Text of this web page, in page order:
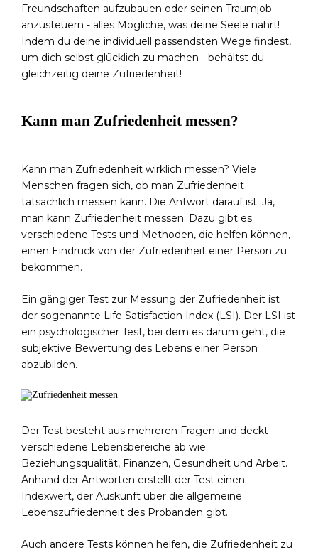
Freundschaften aufzubauen oder seinen Traumjob
anzusteuern - alles Mögliche, was deine Seele nährt!
Indem du deine individuell passendsten Wege findest,
um dich selbst glücklich zu machen - behältst du
gleichzeitig deine Zufriedenheit!
Kann man Zufriedenheit messen?
Kann man Zufriedenheit wirklich messen? Viele
Menschen fragen sich, ob man Zufriedenheit
tatsächlich messen kann. Die Antwort darauf ist: Ja,
man kann Zufriedenheit messen. Dazu gibt es
verschiedene Tests und Methoden, die helfen können,
einen Eindruck von der Zufriedenheit einer Person zu
bekommen.
Ein gängiger Test zur Messung der Zufriedenheit ist
der sogenannte Life Satisfaction Index (LSI). Der LSI ist
ein psychologischer Test, bei dem es darum geht, die
subjektive Bewertung des Lebens einer Person
abzubilden.
Der Test besteht aus mehreren Fragen und deckt
verschiedene Lebensbereiche ab wie
Beziehungsqualität, Finanzen, Gesundheit und Arbeit.
Anhand der Antworten erstellt der Test einen
Indexwert, der Auskunft über die allgemeine
Lebenszufriedenheit des Probanden gibt.
Auch andere Tests können helfen, die Zufriedenheit zu